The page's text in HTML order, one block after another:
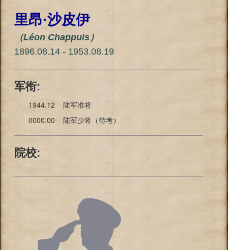
里昂·沙皮伊
（Léon Chappuis）
1896.08.14 - 1953.08.19
军衔:
1944.12 陆军准将
0000.00 陆军少将（待考）
院校: